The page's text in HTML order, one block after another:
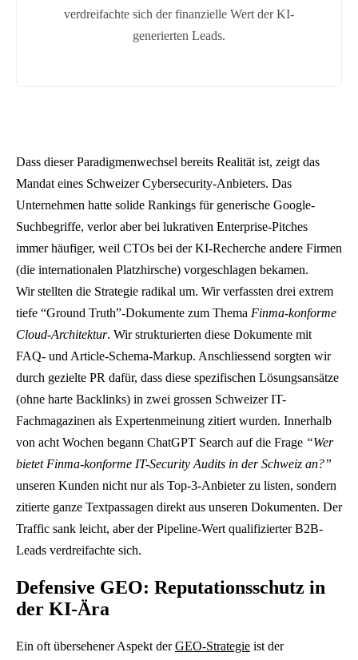
g
i
n
a
c
d
verdreifachte sich der finanzielle Wert der KI-
generierten Leads.
Dass dieser Paradigmenwechsel bereits Realität ist, zeigt das
Mandat eines Schweizer Cybersecurity-Anbieters. Das
Unternehmen hatte solide Rankings für generische Google-
Suchbegriffe, verlor aber bei lukrativen Enterprise-Pitches
immer häufiger, weil CTOs bei der KI-Recherche andere Firmen
(die internationalen Platzhirsche) vorgeschlagen bekamen.
Wir stellten die Strategie radikal um. Wir verfassten drei extrem
tiefe “Ground Truth”-Dokumente zum Thema Finma-konforme
Cloud-Architektur. Wir strukturierten diese Dokumente mit
FAQ- und Article-Schema-Markup. Anschliessend sorgten wir
durch gezielte PR dafür, dass diese spezifischen Lösungsansätze
(ohne harte Backlinks) in zwei grossen Schweizer IT-
Fachmagazinen als Expertenmeinung zitiert wurden. Innerhalb
von acht Wochen begann ChatGPT Search auf die Frage “Wer
bietet Finma-konforme IT-Security Audits in der Schweiz an?”
unseren Kunden nicht nur als Top-3-Anbieter zu listen, sondern
zitierte ganze Textpassagen direkt aus unseren Dokumenten. Der
Traffic sank leicht, aber der Pipeline-Wert qualifizierter B2B-
Leads verdreifachte sich.
Defensive GEO: Reputationsschutz in
der KI-Ära
Ein oft übersehener Aspekt derGEO-Strategie ist der